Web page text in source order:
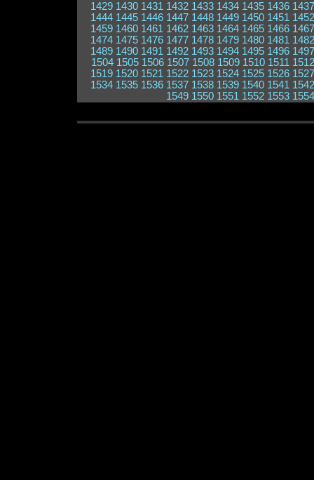
1429 1430 1431 1432 1433 1434 1435 1436 1437
1444 1445 1446 1447 1448 1449 1450 1451 1452
1459 1460 1461 1462 1463 1464 1465 1466 1467
1474 1475 1476 1477 1478 1479 1480 1481 1482
1489 1490 1491 1492 1493 1494 1495 1496 1497
1504 1505 1506 1507 1508 1509 1510 1511 1512
1519 1520 1521 1522 1523 1524 1525 1526 1527
1534 1535 1536 1537 1538 1539 1540 1541 1542
1549 1550 1551 1552 1553 1554